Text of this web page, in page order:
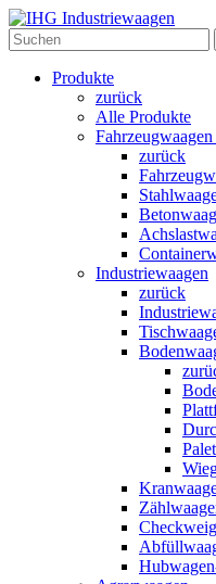
Produkte
zurück
Alle Produkte
zurück
Industriewaagen
zurück